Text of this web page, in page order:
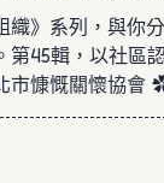
織》系列，與你
第45輯，以社區
市慷慨關懷協會